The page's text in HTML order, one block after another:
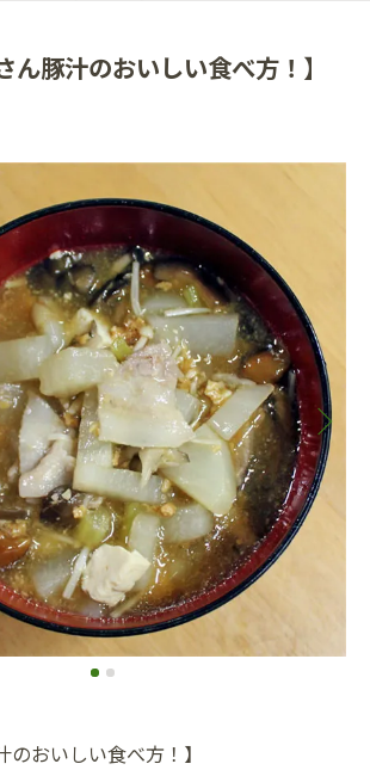
ん豚汁のおいしい食べ方！】
のおいしい食べ方！】